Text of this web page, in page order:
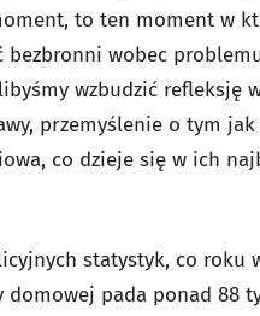
to ten moment w
bezbronni wobec
wzbudzić refleksję
przemyślenie o tym jak
co dzieje się w ich
statystyk, co roku
domowej pada ponad 88